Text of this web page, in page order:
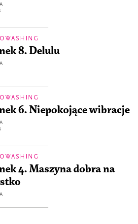
8. Delulu
6. Niepokojące wibracje
4. Maszyna dobra na